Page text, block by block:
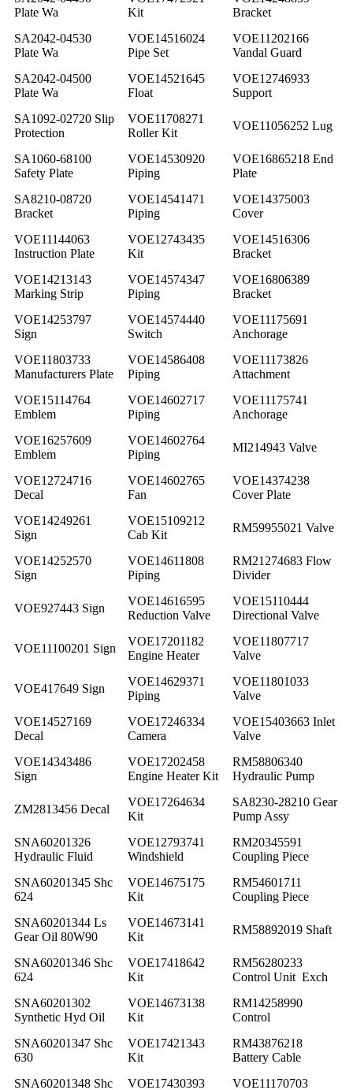
Plate Wa
Kit
Bracket
SA2042-04530
Plate Wa
VOE14516024
Pipe Set
VOE11202166
Vandal Guard
SA2042-04500
Plate Wa
VOE14521645
Float
VOE12746933
Support
SA1092-02720 Slip
Protection
VOE11708271
Roller Kit
VOE11056252 Lug
SA1060-68100
Safety Plate
VOE14530920
Piping
VOE16865218 End
Plate
SA8210-08720
Bracket
VOE14541471
Piping
VOE14375003
Cover
VOE11144063
Instruction Plate
VOE12743435
Kit
VOE14516306
Bracket
VOE14213143
Marking Strip
VOE14574347
Piping
VOE16806389
Bracket
VOE14253797
Sign
VOE14574440
Switch
VOE11175691
Anchorage
VOE11803733
Manufacturers Plate
VOE14586408
Piping
VOE11173826
Attachment
VOE15114764
Emblem
VOE14602717
Piping
VOE11175741
Anchorage
VOE16257609
Emblem
VOE14602764
Piping
MI214943 Valve
VOE12724716
Decal
VOE14602765
Fan
VOE14374238
Cover Plate
VOE14249261
Sign
VOE15109212
Cab Kit
RM59955021 Valve
VOE14252570
Sign
VOE14611808
Piping
RM21274683 Flow
Divider
VOE927443 Sign
VOE14616595
Reduction Valve
VOE15110444
Directional Valve
VOE11100201 Sign
VOE17201182
Engine Heater
VOE11807717
Valve
VOE417649 Sign
VOE14629371
Piping
VOE11801033
Valve
VOE14527169
Decal
VOE17246334
Camera
VOE15403663 Inlet
Valve
VOE14343486
Sign
VOE17202458
Engine Heater Kit
RM58806340
Hydraulic Pump
ZM2813456 Decal
VOE17264634
Kit
SA8230-28210 Gear
Pump Assy
SNA60201326
Hydraulic Fluid
VOE12793741
Windshield
RM20345591
Coupling Piece
SNA60201345 Shc
624
VOE14675175
Kit
RM54601711
Coupling Piece
SNA60201344 Ls
Gear Oil 80W90
VOE14673141
Kit
RM58892019 Shaft
SNA60201346 Shc
624
VOE17418642
Kit
RM56280233
Control Unit Exch
SNA60201302
Synthetic Hyd Oil
VOE14673138
Kit
RM14258990
Control
SNA60201347 Shc
630
VOE17421343
Kit
RM43876218
Battery Cable
SNA60201348 Shc
VOE17430393 VOE11170703